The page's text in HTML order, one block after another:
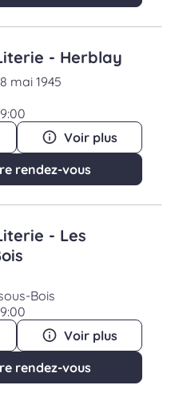
- Herblay
mai 1945
Voir plus
rendez-vous
- Les
Bois
Voir plus
rendez-vous